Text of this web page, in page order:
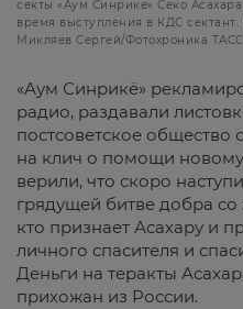
секты «Аум Синрике» Секо
время выступления в КДС
Микляев Сергей/Фотохроника ТАСС
«Аум Синрикё»
радио, раздавали
постсоветское общество
на клич о помощи
верили, что скоро
грядущей битве добра со
кто признает Асахару и
личного спасителя и
Деньги на теракты
прихожан из России.